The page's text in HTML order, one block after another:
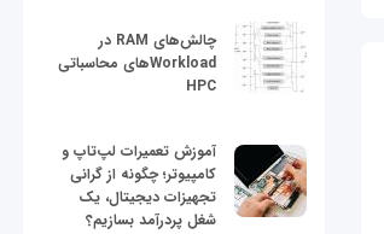
چالش‌های RAM در
Workloadهای محاسباتی
HPC
آموزش تعمیرات لپ‌تاپ و
کامپیوتر؛ چگونه از گرانی
تجهیزات دیجیتال، یک
شغل پردرآمد بسازیم؟